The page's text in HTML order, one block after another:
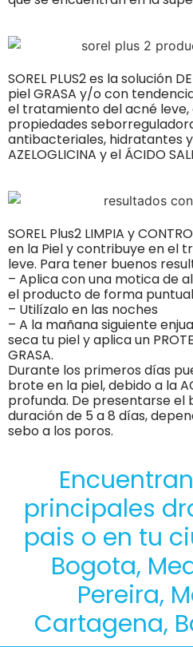
SOREL PLUS2 es la solución
piel GRASA y/o con
el tratamiento del acné leve,
propiedades
antibacteriales, hidratantes
AZELOGLICINA y el ÁCIDO
SOREL Plus2 LIMPIA y
en la Piel y contribuye en el
leve. Para tener buenos
– Aplica con una motica de
el producto de forma
– Utilízalo en las noches
– A la mañana siguiente
seca tu piel y aplica un
GRASA.
Durante los primeros días
brote en la piel, debido a la
profunda. De presentarse el
duración de 5 a 8 días,
sebo a los poros.
principales
pais o en tu
Bogota,
Pereira,
Cartagena,